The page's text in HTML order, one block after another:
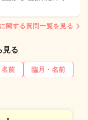
関する質問一覧を見る
見る
名前
臨月・名前